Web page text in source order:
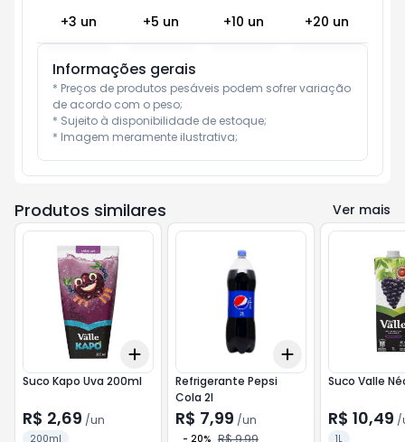
+3 un +5 un +10 un +20 un
Informações gerais
* Preços de produtos pesáveis podem sofrer variação
de acordo com o peso;
* Sujeito à disponibilidade de estoque;
* Imagem meramente ilustrativa;
Produtos similares Ver mais
Add
Suco Kapo Uva 200ml
R$ 2,69 /un
200ml
10
Add
Refrigerante Pepsi
Cola 2l
R$ 7,99 /un
- 20% R$ 9,99
Suco Valle
R$ 10,49 /
1L